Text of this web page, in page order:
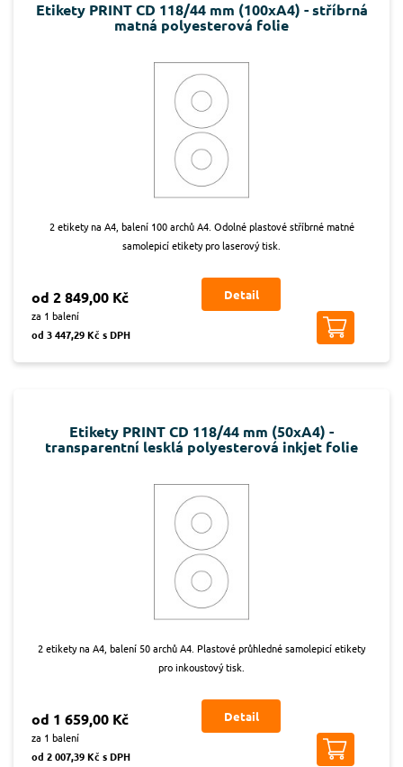
Etikety PRINT CD 118/44 mm (100xA4) - stříbrná
matná polyesterová folie
2 etikety na A4, balení 100 archů A4. Odolné plastové stříbrné matné
samolepicí etikety pro laserový tisk.
od 2 849,00 Kč
za 1 balení
od 3 447,29 Kč s DPH
Detail
Etikety PRINT CD 118/44 mm (50xA4) -
transparentní lesklá polyesterová inkjet folie
2 etikety na A4, balení 50 archů A4. Plastové průhledné samolepicí etikety
pro inkoustový tisk.
od 1 659,00 Kč
za 1 balení
od 2 007,39 Kč s DPH
Detail